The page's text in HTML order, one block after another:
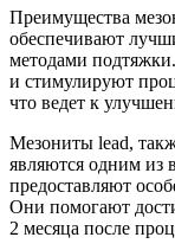
Преимущества
обеспечивают
методами
и стимулируют
что ведет к
Мезониты lead,
являются одним из
предоставляют
Они помогают
2 месяца после